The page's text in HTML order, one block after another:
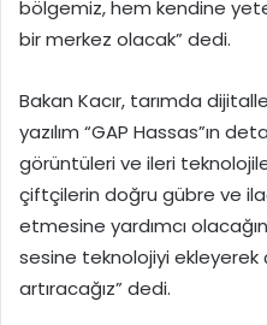
bölgemiz, hem kendine
bir merkez olacak” dedi.
Bakan Kacır, tarımda
yazılım “GAP Hassas”ın
görüntüleri ve ileri
çiftçilerin doğru gübre ve
etmesine yardımcı
sesine teknolojiyi
artıracağız” dedi.